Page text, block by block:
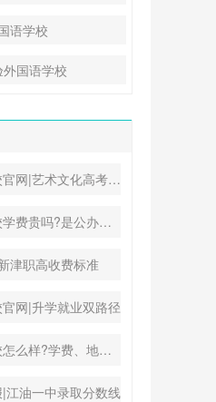
语学校
国语学校
术文化高考班能高考吗
吗?是公办还是民办
津职高收费标准
网|升学就业双路径
费、地址、办学特色汇总
江油一中录取分数线